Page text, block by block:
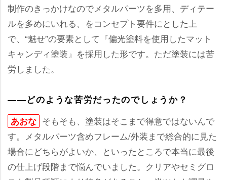
制作のきっかけなのでメタルパーツを多用、ディテー
ルを多めにいれる、をコンセプト要件にとした上
で、“魅せ”の要素として『偏光塗料を使用したマット
キャンディ塗装』を採用した形です。ただ塗装には苦
労しました。
――どのような苦労だったのでしょうか？
あおな そもそも、塗装はそこまで得意ではないんで
す。メタルパーツ含めフレーム/外装まで総合的に見た
場合にどちらがよいか、といったところで本当に最後
の仕上げ段階まで悩んでいました。クリアやセミグロ